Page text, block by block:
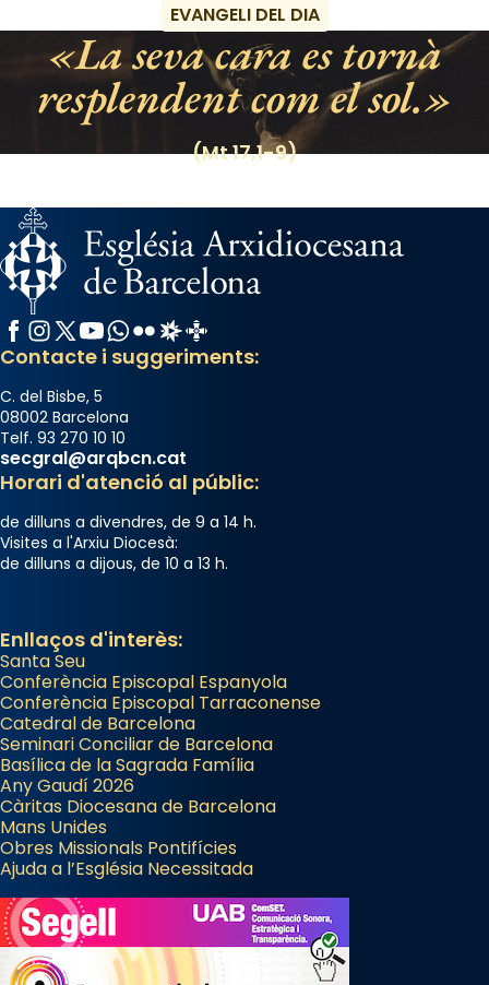
raïms de setembre te'n llepes els dits»,
segons una dita popular.
Photo
View on Facebook · Share
EVANGELI DEL DIA
La seva cara es tornà
resplendent com el sol.
(Mt 17,1-9)
Facebook
Instagram
X / Twitter
YouTube
WhatsApp
FlickrRadio Estel
Catalunya Cristiana
Contacte i suggeriments:
C. del Bisbe, 5
08002 Barcelona
Telf. 93 270 10 10
secgral@arqbcn.cat
Horari d'atenció al públic:
de dilluns a divendres, de 9 a 14 h.
Visites a l'Arxiu Diocesà:
de dilluns a dijous, de 10 a 13 h.
Enllaços d'interès:
Santa Seu
Conferència Episcopal Espanyola
Conferència Episcopal Tarraconense
Catedral de Barcelona
Seminari Conciliar de Barcelona
Basílica de la Sagrada Família
Any Gaudí 2026
Càritas Diocesana de Barcelona
Mans Unides
Obres Missionals Pontifícies
Ajuda a l’Església Necessitada